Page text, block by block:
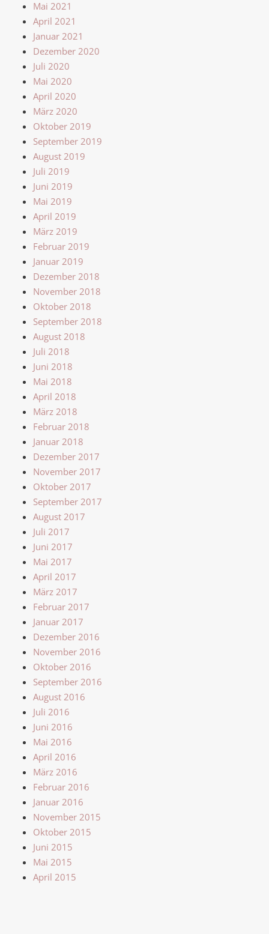
Mai 2021
April 2021
Januar 2021
Dezember 2020
Juli 2020
Mai 2020
April 2020
März 2020
Oktober 2019
September 2019
August 2019
Juli 2019
Juni 2019
Mai 2019
April 2019
März 2019
Februar 2019
Januar 2019
Dezember 2018
November 2018
Oktober 2018
September 2018
August 2018
Juli 2018
Juni 2018
Mai 2018
April 2018
März 2018
Februar 2018
Januar 2018
Dezember 2017
November 2017
Oktober 2017
September 2017
August 2017
Juli 2017
Juni 2017
Mai 2017
April 2017
März 2017
Februar 2017
Januar 2017
Dezember 2016
November 2016
Oktober 2016
September 2016
August 2016
Juli 2016
Juni 2016
Mai 2016
April 2016
März 2016
Februar 2016
Januar 2016
November 2015
Oktober 2015
Juni 2015
Mai 2015
April 2015